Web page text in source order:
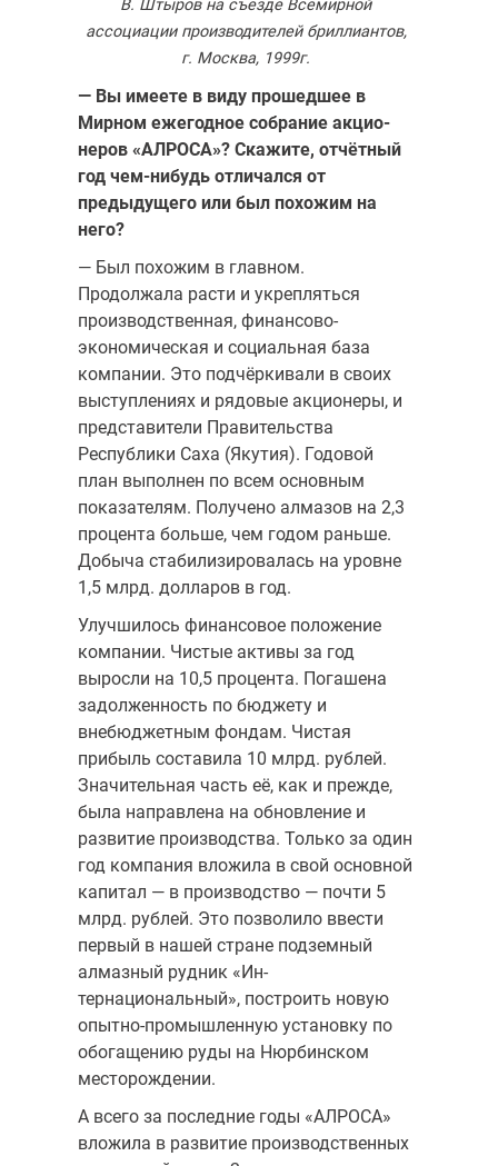
В. Штыров на съезде Всемирной
ассоциации производителей бриллиантов,
г. Москва, 1999г.
— Вы имеете в виду прошедшее в
Мирном ежегодное собрание акцио­
неров «АЛРОСА»? Скажите, отчётный
год чем-нибудь отличался от
предыдущего или был похожим на
него?
— Был похожим в главном.
Продолжала расти и укрепляться
произ­водственная, финансово-
экономическая и социальная база
компании. Это подчёркивали в своих
выступлениях и рядовые акционеры, и
пред­ставители Правительства
Республики Саха (Якутия). Годовой
план вы­полнен по всем основным
показателям. Получено алмазов на 2,3
про­цента больше, чем годом раньше.
Добыча стабилизировалась на уровне
1,5 млрд. долларов в год.
Улучшилось финансовое положение
компании. Чистые активы за год
выросли на 10,5 процента. Погашена
задолженность по бюджету и
внебюджетным фондам. Чистая
прибыль составила 10 млрд. рублей.
Значительная часть её, как и прежде,
была направлена на обновление и
развитие производства. Только за один
год компания вложила в свой основной
капитал — в производство — почти 5
млрд. рублей. Это позво­лило ввести
первый в нашей стране подземный
алмазный рудник «Ин­
тернациональный», построить новую
опытно-промышленную установ­ку по
обогащению руды на Нюрбинском
месторождении.
А всего за последние годы «АЛРОСА»
вложила в развитие производ­ственных